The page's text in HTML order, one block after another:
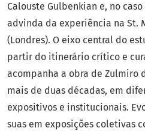
Calouste Gulbenkian e, no
advinda da experiência na St.
(Londres). O eixo central do
partir do itinerário crítico e
acompanha a obra de Zulmiro
mais de duas décadas, em
expositivos e institucionais.
suas em exposições coletivas